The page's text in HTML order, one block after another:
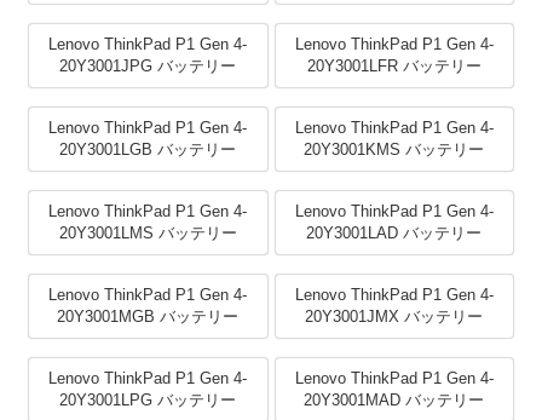
Lenovo ThinkPad P1 Gen 4-
20Y3001JPG バッテリー
Lenovo ThinkPad P1 Gen 4-
20Y3001LFR バッテリー
Lenovo ThinkPad P1 Gen 4-
20Y3001LGB バッテリー
Lenovo ThinkPad P1 Gen 4-
20Y3001KMS バッテリー
Lenovo ThinkPad P1 Gen 4-
20Y3001LMS バッテリー
Lenovo ThinkPad P1 Gen 4-
20Y3001LAD バッテリー
Lenovo ThinkPad P1 Gen 4-
20Y3001MGB バッテリー
Lenovo ThinkPad P1 Gen 4-
20Y3001JMX バッテリー
Lenovo ThinkPad P1 Gen 4-
20Y3001LPG バッテリー
Lenovo ThinkPad P1 Gen 4-
20Y3001MAD バッテリー